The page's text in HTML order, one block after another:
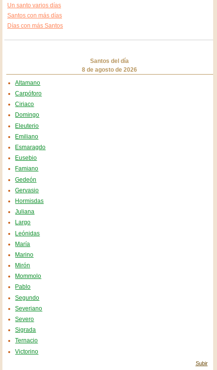
Un santo varios días
Santos con más días
Días con más Santos
Santos del día
8 de agosto de 2026
Altamano
Carpóforo
Ciriaco
Domingo
Eleuterio
Emiliano
Esmaragdo
Eusebio
Famiano
Gedeón
Gervasio
Hormisdas
Juliana
Largo
Leónidas
María
Marino
Mirón
Mommolo
Pablo
Segundo
Severiano
Severo
Sigrada
Ternacio
Victorino
Subir